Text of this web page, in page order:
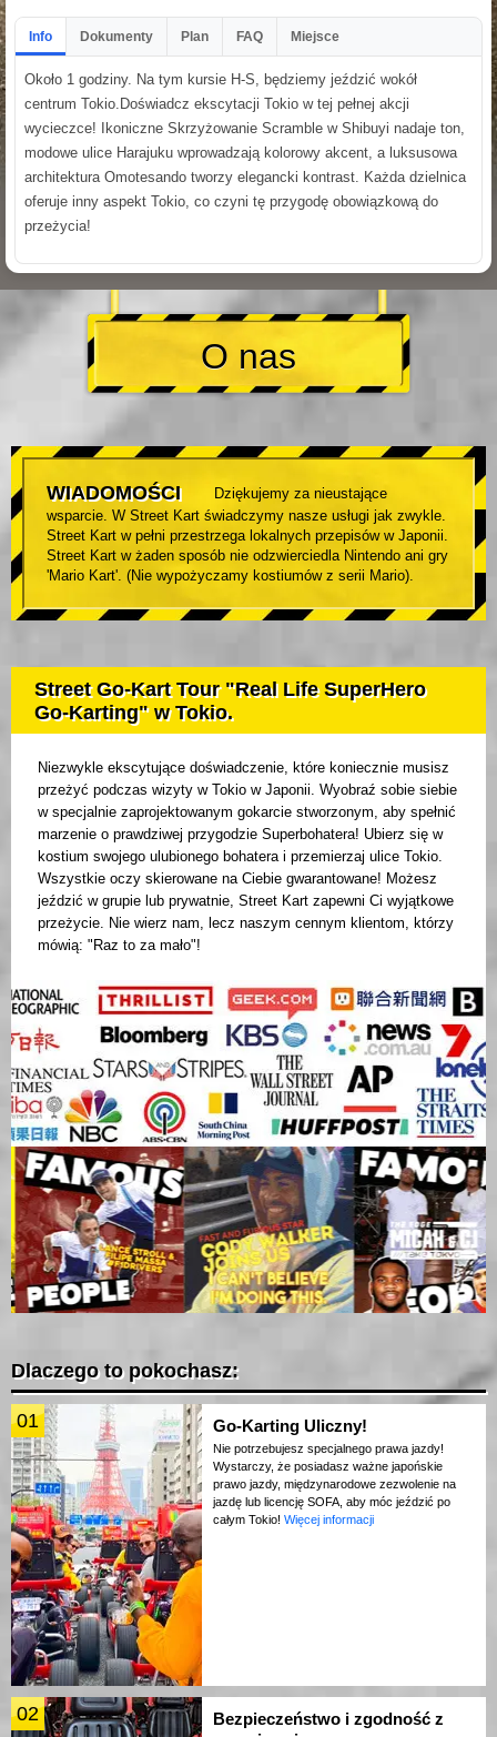
Info Dokumenty Plan FAQ Miejsce
Około 1 godziny. Na tym kursie H-S, będziemy jeździć wokół
centrum Tokio.Doświadcz ekscytacji Tokio w tej pełnej akcji
wycieczce! Ikoniczne Skrzyżowanie Scramble w Shibuyi nadaje ton,
modowe ulice Harajuku wprowadzają kolorowy akcent, a luksusowa
architektura Omotesando tworzy elegancki kontrast. Każda dzielnica
oferuje inny aspekt Tokio, co czyni tę przygodę obowiązkową do
przeżycia!
O nas
WIADOMOŚCI
Dziękujemy za nieustające
wsparcie. W Street Kart świadczymy nasze usługi jak zwykle.
Street Kart w pełni przestrzega lokalnych przepisów w Japonii.
Street Kart w żaden sposób nie odzwierciedla Nintendo ani gry
'Mario Kart'. (Nie wypożyczamy kostiumów z serii Mario).
Street Go-Kart Tour "Real Life SuperHero
Go-Karting" w Tokio.
Niezwykle ekscytujące doświadczenie, które koniecznie musisz
przeżyć podczas wizyty w Tokio w Japonii. Wyobraź sobie siebie
w specjalnie zaprojektowanym gokarcie stworzonym, aby spełnić
marzenie o prawdziwej przygodzie Superbohatera! Ubierz się w
kostium swojego ulubionego bohatera i przemierzaj ulice Tokio.
Wszystkie oczy skierowane na Ciebie gwarantowane! Możesz
jeździć w grupie lub prywatnie, Street Kart zapewni Ci wyjątkowe
przeżycie. Nie wierz nam, lecz naszym cennym klientom, którzy
mówią: "Raz to za mało"!
Dlaczego to pokochasz:
01 Go-Karting Uliczny!
Nie potrzebujesz specjalnego prawa jazdy!
Wystarczy, że posiadasz ważne japońskie
prawo jazdy, międzynarodowe zezwolenie na
jazdę lub licencję SOFA, aby móc jeździć po
całym Tokio! Więcej informacji
02
Bezpieczeństwo i zgodność z